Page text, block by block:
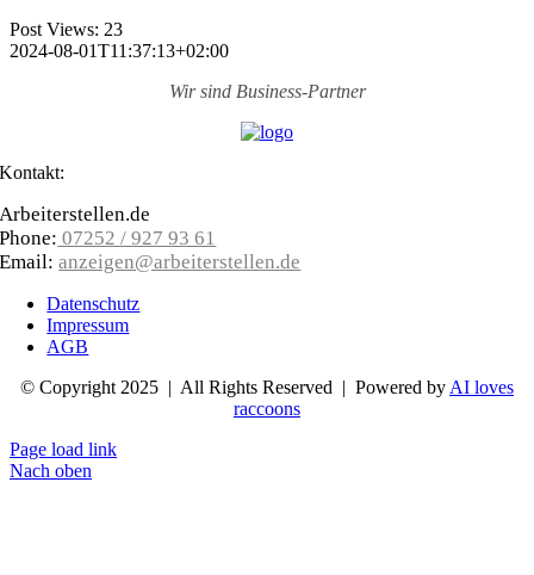
Post Views: 23
2024-08-01T11:37:13+02:00
Wir sind Business-Partner
Kontakt:
Arbeiterstellen.de
Phone: 07252 / 927 93 61
Email:anzeigen@arbeiterstellen.de
Datenschutz
Impressum
AGB
© Copyright 2025 | All Rights Reserved | Powered by AI loves
raccoons
Page load link
Nach oben